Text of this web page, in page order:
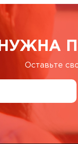
НУЖНА
Оставьте